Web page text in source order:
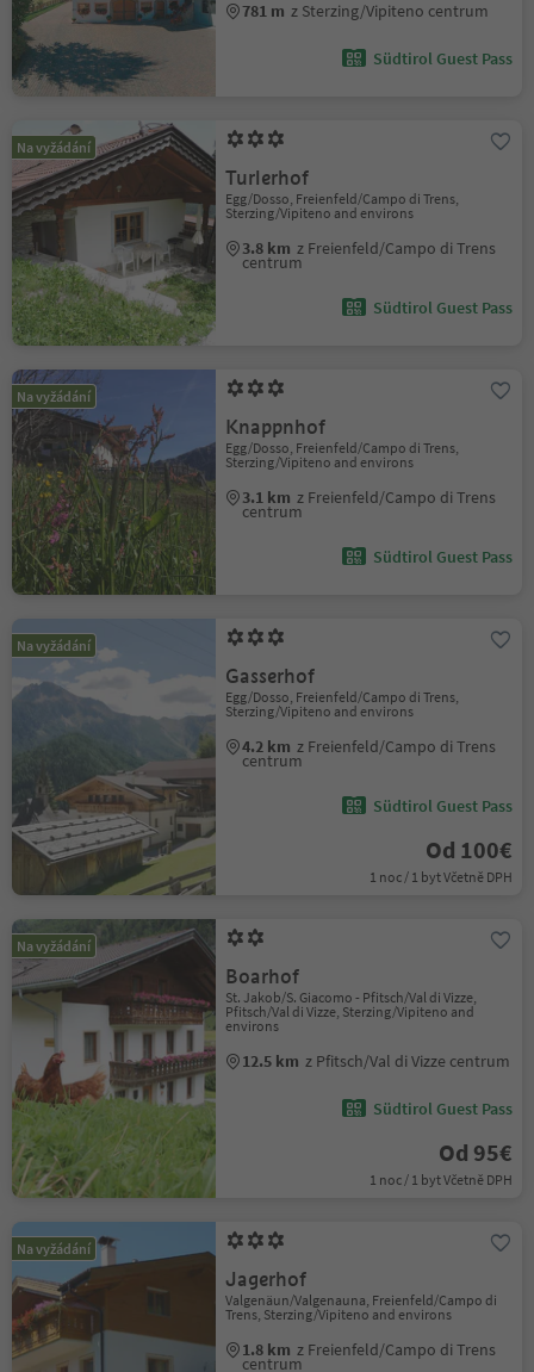
781 m z Sterzing/Vipiteno centrum
Südtirol Guest Pass
Na vyžádání
Turlerhof
Egg/Dosso, Freienfeld/Campo di Trens,
Sterzing/Vipiteno and environs
3.8 km z Freienfeld/Campo di Trens
centrum
Südtirol Guest Pass
Na vyžádání
Knappnhof
Egg/Dosso, Freienfeld/Campo di Trens,
Sterzing/Vipiteno and environs
3.1 km z Freienfeld/Campo di Trens
centrum
Südtirol Guest Pass
Na vyžádání
Gasserhof
Egg/Dosso, Freienfeld/Campo di Trens,
Sterzing/Vipiteno and environs
4.2 km z Freienfeld/Campo di Trens
centrum
Südtirol Guest Pass
Od 100€
1 noc / 1 byt Včetně DPH
Na vyžádání
Boarhof
St. Jakob/S. Giacomo - Pfitsch/Val di Vizze,
Pfitsch/Val di Vizze, Sterzing/Vipiteno and
environs
12.5 km z Pfitsch/Val di Vizze centrum
Südtirol Guest Pass
Od 95€
1 noc / 1 byt Včetně DPH
Na vyžádání
Jagerhof
Valgenäun/Valgenauna, Freienfeld/Campo di
Trens, Sterzing/Vipiteno and environs
1.8 km z Freienfeld/Campo di Trens
centrum